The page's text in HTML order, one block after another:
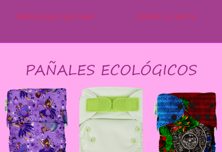
Seleccionar opciones Añadir al carrito
PAÑALES ECOLÓGICOS